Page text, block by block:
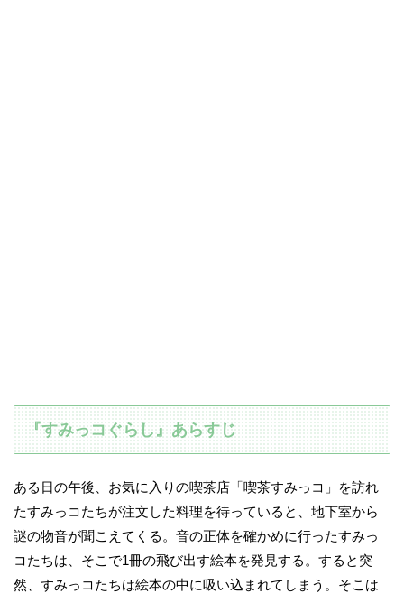
『すみっコぐらし』あらすじ
ある日の午後、お気に入りの喫茶店「喫茶すみっコ」を訪れ
たすみっコたちが注文した料理を待っていると、地下室から
謎の物音が聞こえてくる。音の正体を確かめに行ったすみっ
コたちは、そこで1冊の飛び出す絵本を発見する。すると突
然、すみっコたちは絵本の中に吸い込まれてしまう。そこは